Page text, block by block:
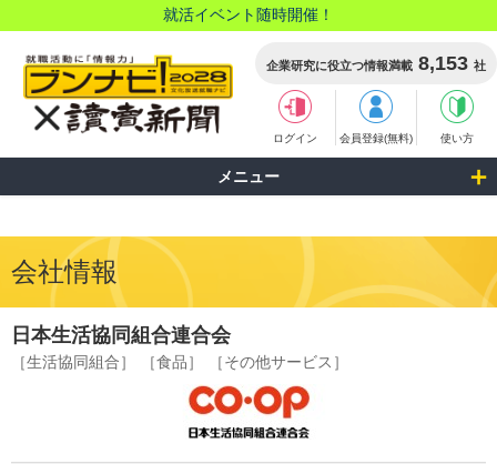
就活イベント随時開催！
企業研究に役立つ情報満載 8,153 社
ログイン 会員登録(無料) 使い方
メニュー
会社情報
日本生活協同組合連合会
［生活協同組合］ ［食品］ ［その他サービス］